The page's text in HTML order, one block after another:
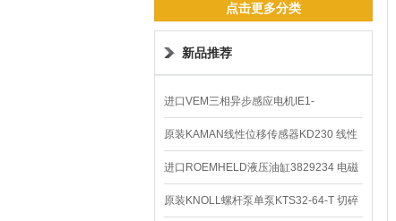
点击更多分类
新品推荐
进口VEM三相异步感应电机IE1-
K21R80G4马达
原装KAMAN线性位移传感器KD230 线性
编码器
进口ROEMHELD液压油缸3829234 电磁
阀定位器
原装KNOLL螺杆泵单泵KTS32-64-T 切碎